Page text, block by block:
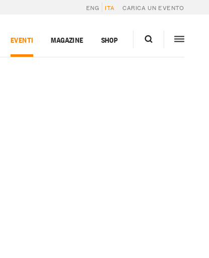
ENG ITA CARICA UN EVENTO
EVENTI MAGAZINE SHOP